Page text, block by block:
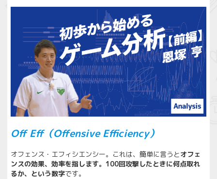
Off Eff（Offensive Efficiency）
オフェンス・エフィシエンシー。これは、簡単に言うとオフェ
ンスの効果、効率を指します。100回攻撃したときに何点取れ
るか、という数字です。